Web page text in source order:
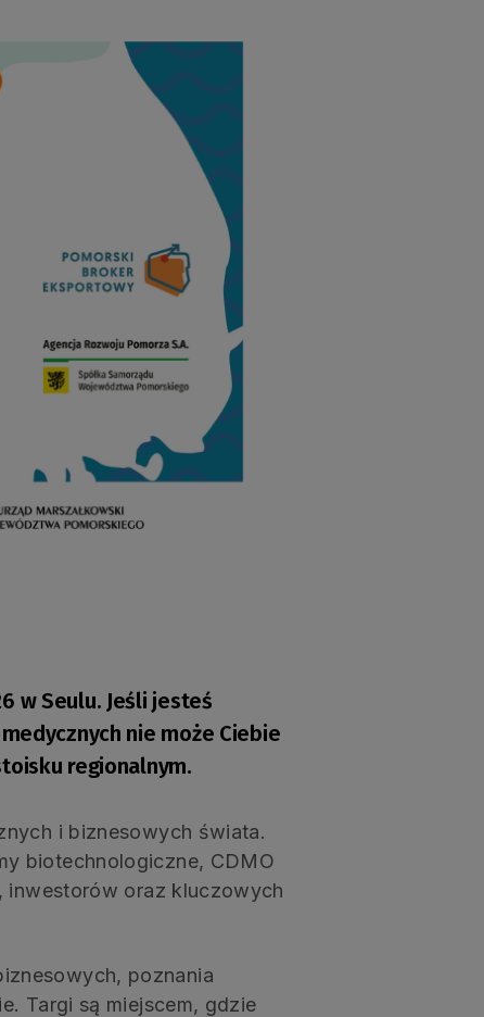
w Seulu. Jeśli jesteś
nie może Ciebie
regionalnym.
i biznesowych świata.
biotechnologiczne, CDMO
inwestorów oraz kluczowych
poznania
Targi są miejscem, gdzie